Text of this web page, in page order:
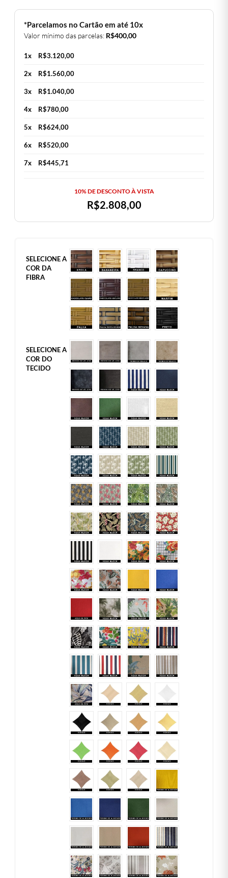
*Parcelamos no Cartão em até 10x
Valor mínimo das parcelas: R$400,00
1x R$3.120,00
2x R$1.560,00
3x R$1.040,00
4x R$780,00
5x R$624,00
6x R$520,00
7x R$445,71
10% DE DESCONTO À VISTA
R$2.808,00
SELECIONE A
COR DA
FIBRA
SELECIONE A
COR DO
TECIDO